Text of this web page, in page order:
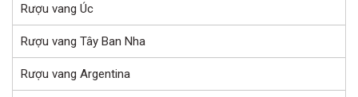
Rượu vang Úc
Rượu vang Tây Ban Nha
Rượu vang Argentina